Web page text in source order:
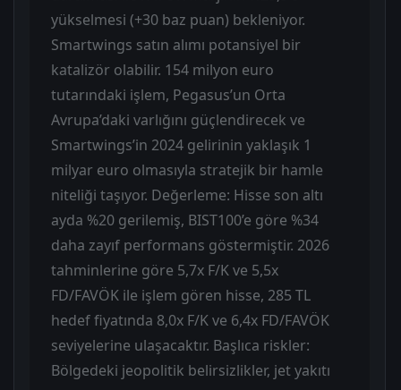
yükselmesi (+30 baz puan) bekleniyor.
Smartwings satın alımı potansiyel bir
katalizör olabilir. 154 milyon euro
tutarındaki işlem, Pegasus’un Orta
Avrupa’daki varlığını güçlendirecek ve
Smartwings’in 2024 gelirinin yaklaşık 1
milyar euro olmasıyla stratejik bir hamle
niteliği taşıyor. Değerleme: Hisse son altı
ayda %20 gerilemiş, BIST100’e göre %34
daha zayıf performans göstermiştir. 2026
tahminlerine göre 5,7x F/K ve 5,5x
FD/FAVÖK ile işlem gören hisse, 285 TL
hedef fiyatında 8,0x F/K ve 6,4x FD/FAVÖK
seviyelerine ulaşacaktır. Başlıca riskler:
Bölgedeki jeopolitik belirsizlikler, jet yakıtı